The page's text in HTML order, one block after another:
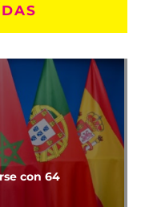
con 64